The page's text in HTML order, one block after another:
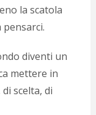
la scatola
diventi un
mettere in
scelta, di